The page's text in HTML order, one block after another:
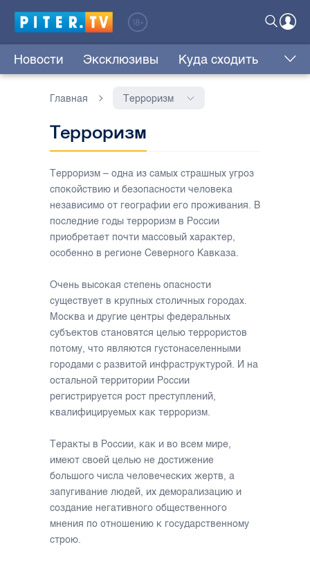
Новости Эксклюзивы Куда сходить
Главная Терроризм
Терроризм
Терроризм – одна из самых страшных угроз
спокойствию и безопасности человека
независимо от географии его проживания. В
последние годы терроризм в России
приобретает почти массовый характер,
особенно в регионе Северного Кавказа.
Очень высокая степень опасности
существует в крупных столичных городах.
Москва и другие центры федеральных
субъектов становятся целью террористов
потому, что являются густонаселенными
городами с развитой инфраструктурой. И на
остальной территории России
регистрируется рост преступлений,
квалифицируемых как терроризм.
Теракты в России, как и во всем мире,
имеют своей целью не достижение
большого числа человеческих жертв, а
запугивание людей, их деморализацию и
создание негативного общественного
мнения по отношению к государственному
строю.